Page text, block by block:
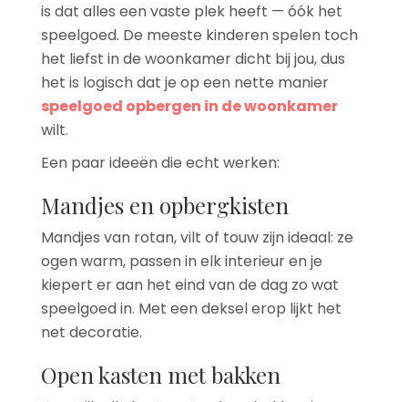
is dat alles een vaste plek heeft — óók het
speelgoed. De meeste kinderen spelen toch
het liefst in de woonkamer dicht bij jou, dus
het is logisch dat je op een nette manier
speelgoed opbergen in de woonkamer
wilt.
Een paar ideeën die echt werken:
Mandjes en opbergkisten
Mandjes van rotan, vilt of touw zijn ideaal: ze
ogen warm, passen in elk interieur en je
kiepert er aan het eind van de dag zo wat
speelgoed in. Met een deksel erop lijkt het
net decoratie.
Open kasten met bakken